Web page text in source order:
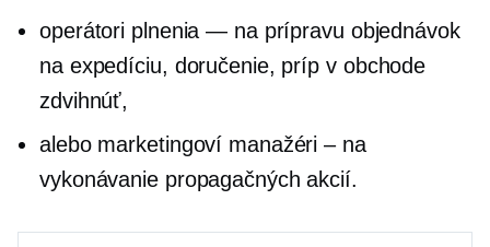
operátori plnenia — na prípravu objednávok
na expedíciu, doručenie, príp v obchode
zdvihnúť,
alebo marketingoví manažéri – na
vykonávanie propagačných akcií.